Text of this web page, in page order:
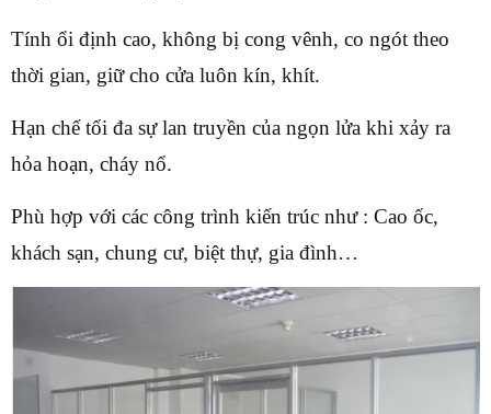
Tính ổi định cao, không bị cong vênh, co ngót theo
thời gian, giữ cho cửa luôn kín, khít.
Hạn chế tối đa sự lan truyền của ngọn lửa khi xảy ra
hỏa hoạn, cháy nổ.
Phù hợp với các công trình kiến trúc như : Cao ốc,
khách sạn, chung cư, biệt thự, gia đình…